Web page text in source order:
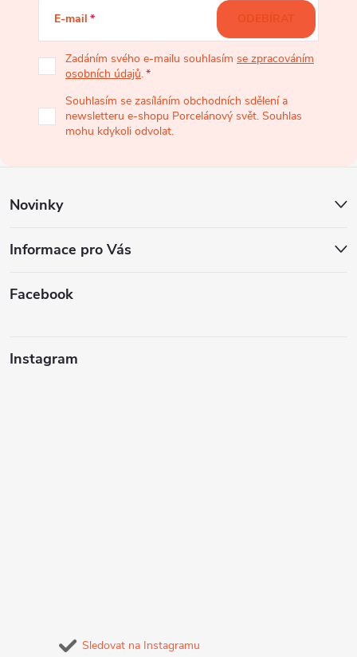
í
E-mail
Zadáním svého e-mailu souhlasím se zpracováním
osobních údajů.
Souhlasím se zasíláním obchodních sdělení a
newsletteru e-shopu Porcelánový svět. Souhlas
mohu kdykoli odvolat.
ODEBÍRAT
Novinky
Informace pro Vás
Facebook
Instagram
Sledovat na Instagramu